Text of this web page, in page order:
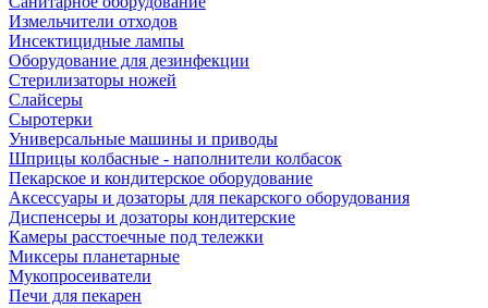
Измельчители отходов
Инсектицидные лампы
Оборудование для дезинфекции
Стерилизаторы ножей
Слайсеры
Сыротерки
Универсальные машины и приводы
Шприцы колбасные - наполнители колбасок
Пекарское и кондитерское оборудование
Аксессуары и дозаторы для пекарского оборудования
Диспенсеры и дозаторы кондитерские
Камеры расстоечные под тележки
Миксеры планетарные
Мукопросеиватели
Печи для пекарен